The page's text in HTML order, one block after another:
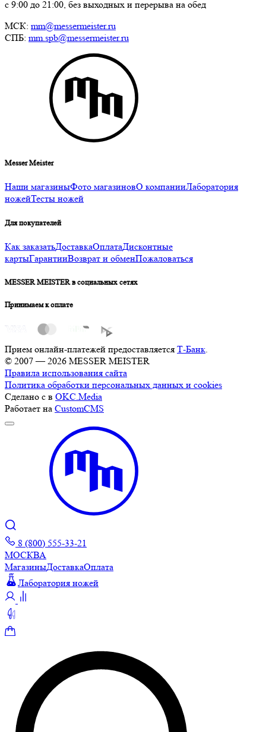
с 9:00 до 21:00, без выходных и перерыва на обед
МСК: mm@messermeister.ru
СПБ: mm.spb@messermeister.ru
Messer Meister
Наши магазиныФото магазиновО компанииЛаборатория
ножейТесты ножей
Для покупателей
Как заказатьДоставкаОплатаДисконтные
картыГарантииВозврат и обменПожаловаться
MESSER MEISTER в социальных сетях
Принимаем к оплате
Прием онлайн-платежей предоставляется Т-Банк.
© 2007 — 2026 MESSER MEISTER
Правила использования сайта
Политика обработки персональных данных и cookies
Сделано с в OKC.Media
Работает на CustomCMS
8 (800) 555-33-21
МОСКВА
МагазиныДоставкаОплата
Лаборатория ножей